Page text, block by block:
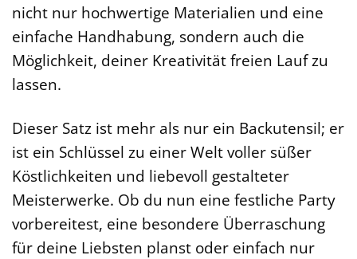
nicht nur hochwertige Materialien und eine
einfache Handhabung, sondern auch die
Möglichkeit, deiner Kreativität freien Lauf zu
lassen.
Dieser Satz ist mehr als nur ein Backutensil; er
ist ein Schlüssel zu einer Welt voller süßer
Köstlichkeiten und liebevoll gestalteter
Meisterwerke. Ob du nun eine festliche Party
vorbereitest, eine besondere Überraschung
für deine Liebsten planst oder einfach nur